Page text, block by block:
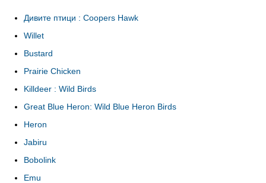
Дивите птици : Coopers Hawk
Willet
Bustard
Prairie Chicken
Killdeer : Wild Birds
Great Blue Heron: Wild Blue Heron Birds
Heron
Jabiru
Bobolink
Emu